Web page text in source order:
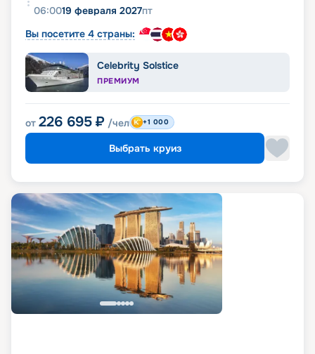
06:0019 февраля 2027пт
Вы посетите 4 страны:
Celebrity Solstice
ПРЕМИУМ
от 226 695 ₽ /чел +1 000
Выбрать круиз